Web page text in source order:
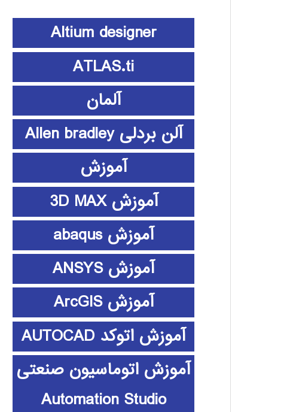
Altium designer
ATLAS.ti
آلمان
آلن بردلی Allen bradley
آموزش
آموزش 3D MAX
آموزش abaqus
آموزش ANSYS
آموزش ArcGIS
آموزش اتوکد AUTOCAD
آموزش اتوماسیون صنعتی
Automation Studio